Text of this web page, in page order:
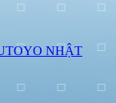
NHẬT